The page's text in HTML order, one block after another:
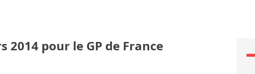
2014 pour le GP de France